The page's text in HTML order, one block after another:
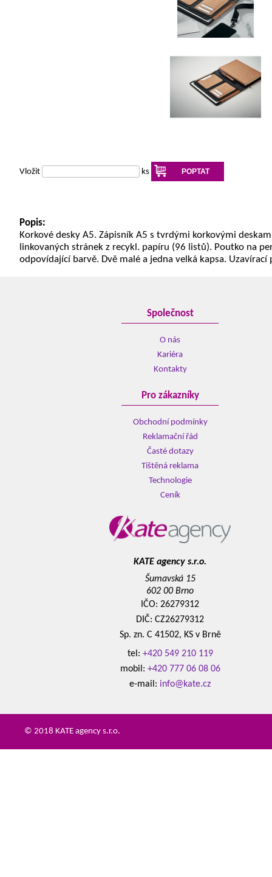
Vložit ks POPTAT
Popis:
Korkové desky A5. Zápisník A5 s tvrdými korkovými
linkovaných stránek z recykl. papíru (96 listů). Poutko na
odpovídající barvě. Dvě malé a jedna velká kapsa. Uzavírací
Společnost
O nás
Kariéra
Kontakty
Pro zákazníky
Obchodní podmínky
Reklamační řád
Časté dotazy
Tištěná reklama
Technologie
Ceník
KATE agency s.r.o.
Šumavská 15
602 00 Brno
IČO: 26279312
DIČ: CZ26279312
Sp. zn. C 41502, KS v Brně
tel: +420 549 210 119
mobil: +420 777 06 08 06
e-mail: info@kate.cz
© 2018 KATE agency s.r.o.